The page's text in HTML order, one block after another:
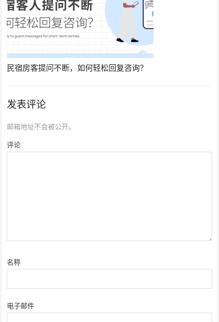
民宿房客提问不断，如何轻松回复咨询？
发表评论
邮箱地址不会被公开。
评论
名称
电子邮件